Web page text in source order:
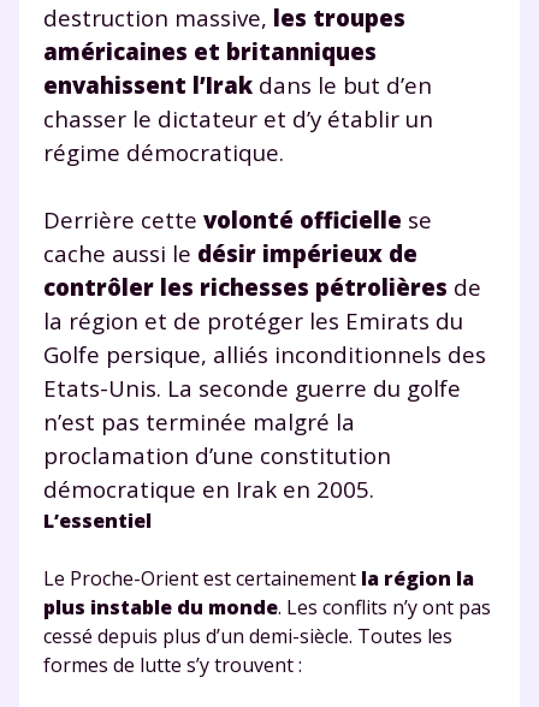
destruction massive, les troupes
américaines et britanniques
envahissent l’Irak dans le but d’en
chasser le dictateur et d’y établir un
régime démocratique.
Derrière cette volonté officielle se
cache aussi le désir impérieux de
contrôler les richesses pétrolières de
la région et de protéger les Emirats du
Golfe persique, alliés inconditionnels des
Etats-Unis. La seconde guerre du golfe
n’est pas terminée malgré la
proclamation d’une constitution
démocratique en Irak en 2005.
L’essentiel
Le Proche-Orient est certainement la région la
plus instable du monde. Les conflits n’y ont pas
cessé depuis plus d’un demi-siècle. Toutes les
formes de lutte s’y trouvent :